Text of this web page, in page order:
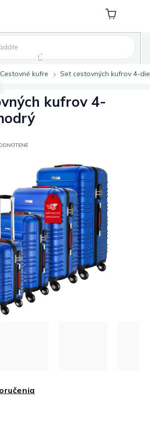
Nákupný
košík
Cestovné kufre Set cestovných kufrov 4-
kufrov 4-